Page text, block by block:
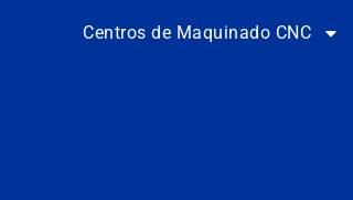
Centros de Maquinado CNC